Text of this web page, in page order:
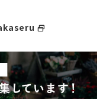
select_window